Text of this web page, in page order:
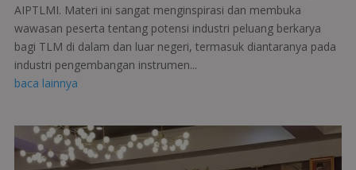
AIPTLMI. Materi ini sangat menginspirasi dan membuka
wawasan peserta tentang potensi industri peluang berkarya
bagi TLM di dalam dan luar negeri, termasuk diantaranya pada
industri pengembangan instrumen...
baca lainnya